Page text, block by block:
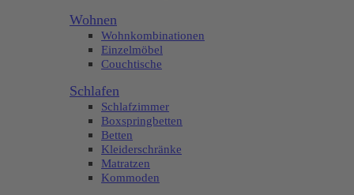
Wohnen
Wohnkombinationen
Einzelmöbel
Couchtische
Schlafen
Schlafzimmer
Boxspringbetten
Betten
Kleiderschränke
Matratzen
Kommoden